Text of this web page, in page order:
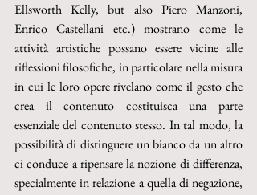
Ellsworth Kelly, but also Piero Manzoni,
Enrico Castellani etc.) mostrano come le
attività artistiche possano essere vicine alle
riflessioni filosofiche, in particolare nella misura
in cui le loro opere rivelano come il gesto che
crea il contenuto costituisca una parte
essenziale del contenuto stesso. In tal modo, la
possibilità di distinguere un bianco da un altro
ci conduce a ripensare la nozione di differenza,
specialmente in relazione a quella di negazione,